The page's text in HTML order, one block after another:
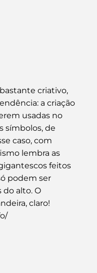
criativo,
a criação
usadas no
símbolos, de
caso, com
lembra as
feitos
podem ser
alto. O
claro!